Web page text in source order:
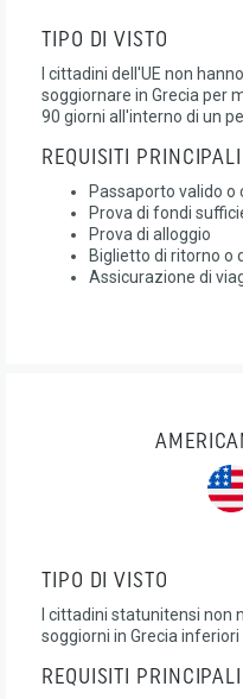
TIPO DI VISTO
I cittadini dell'UE non
soggiornare in Grecia per
90 giorni all'interno di un
REQUISITI PRINCIPALI
Passaporto valido
Prova di fondi
Prova di alloggio
Biglietto di ritorno o
Assicurazione di
TIPO DI VISTO
I cittadini statunitensi non
soggiorni in Grecia inferiori
REQUISITI PRINCIPALI